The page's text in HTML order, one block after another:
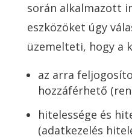
során alkalmazott
eszközöket úgy
üzemelteti, hogy a
az arra
hozzáférhető
hitelessége és
(adatkezelés